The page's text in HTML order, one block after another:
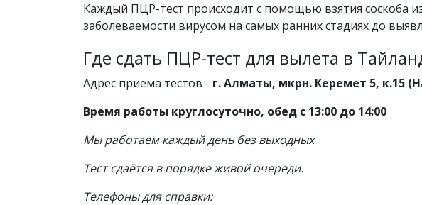
Каждый ПЦР-тест происходит с помощью взятия соскоба
заболеваемости вирусом на самых ранних стадиях до
Где сдать ПЦР-тест для вылета в
Адрес приёма тестов - г. Алматы, мкрн. Керемет 5, к.15
Время работы круглосуточно, обед с 13:00 до 14:00
Мы работаем каждый день без выходных
Тест сдаётся в порядке живой очереди.
Телефоны для справки: